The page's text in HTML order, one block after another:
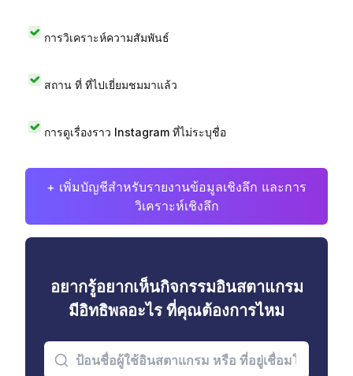
การวิเคราะห์ความสัมพันธ์
สถาน ที่ ที่ไปเยี่ยมชมมาแล้ว
การดูเรื่องราว Instagram ที่ไม่ระบุชื่อ
+ เพิ่มบัญชีสำหรับรายงานข้อมูลเชิงลึก และการ
วิเคราะห์เชิงลึก
อยากรู้อยากเห็นกิจกรรมอินสตาแกรม
มีอิทธิพลอะไร ที่คุณต้องการไหม